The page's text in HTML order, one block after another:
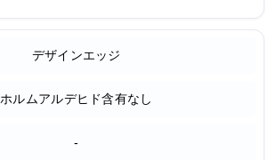
デザインエッジ
ホルムアルデヒド含有なし
-